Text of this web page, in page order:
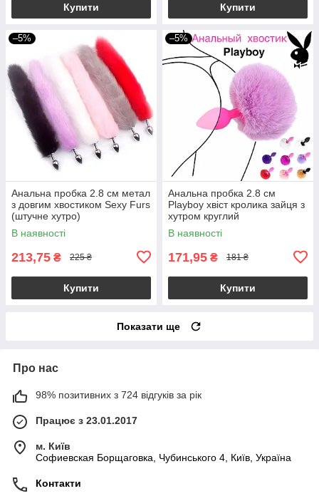
Купити Купити
–5%
Анальна пробка 2.8 см метал
з довгим хвостиком Sexy Furs
(штучне хутро)
В наявності
213,75 ₴ 225 ₴
Купити
–5%
Анальна пробка 2.8 см
Playboy хвіст кролика зайця з
хутром круглий
В наявності
171,95 ₴ 181 ₴
Купити
Показати ще
Про нас
98% позитивних з 724 відгуків за рік
Працює з 23.01.2017
м. Київ
Софиевская Борщаговка, Чубинського 4, Київ, Україна
Контакти